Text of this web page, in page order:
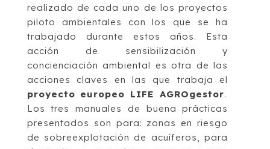
realizado de cada uno de los proyectos
piloto ambientales con los que se ha
trabajado durante estos años. Esta
acción de sensibilización y
concienciación ambiental es otra de las
acciones claves en las que trabaja el
proyecto europeo LIFE AGROgestor.
Los tres manuales de buena prácticas
presentados son para: zonas en riesgo
de sobreexplotación de acuíferos, para